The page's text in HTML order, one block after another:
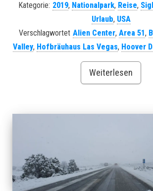
Kategorie: 2019, Nationalpark, Reise,
Urlaub, USA
Verschlagwortet Alien Center, Area 51,
Valley, Hofbräuhaus Las Vegas, Hoover
Weiterlesen